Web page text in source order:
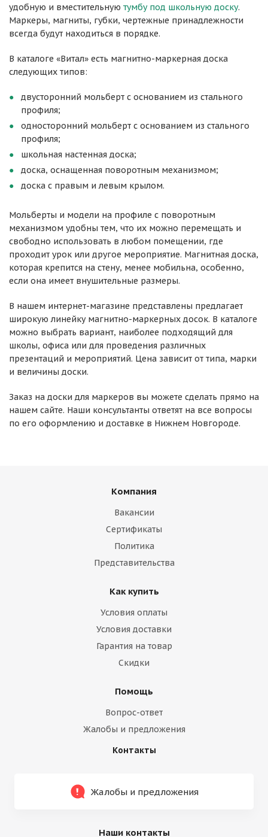
удобную и вместительную тумбу под школьную доску.
Маркеры, магниты, губки, чертежные принадлежности
всегда будут находиться в порядке.
В каталоге «Витал» есть магнитно-маркерная доска
следующих типов:
двусторонний мольберт с основанием из стального
профиля;
односторонний мольберт с основанием из стального
профиля;
школьная настенная доска;
доска, оснащенная поворотным механизмом;
доска с правым и левым крылом.
Мольберты и модели на профиле с поворотным
механизмом удобны тем, что их можно перемещать и
свободно использовать в любом помещении, где
проходит урок или другое мероприятие. Магнитная доска,
которая крепится на стену, менее мобильна, особенно,
если она имеет внушительные размеры.
В нашем интернет-магазине представлены предлагает
широкую линейку магнитно-маркерных досок. В каталоге
можно выбрать вариант, наиболее подходящий для
школы, офиса или для проведения различных
презентаций и мероприятий. Цена зависит от типа, марки
и величины доски.
Заказ на доски для маркеров вы можете сделать прямо на
нашем сайте. Наши консультанты ответят на все вопросы
по его оформлению и доставке в Нижнем Новгороде.
Компания
Вакансии
Сертификаты
Политика
Представительства
Как купить
Условия оплаты
Условия доставки
Гарантия на товар
Скидки
Помощь
Вопрос-ответ
Жалобы и предложения
Контакты
Жалобы и предложения
Наши контакты